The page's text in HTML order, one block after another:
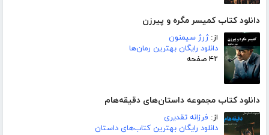
دانلود کتاب کمیسر مگره و پیرزن
از:ژرژ سیمنون
دانلود رایگان بهترین رمان‌ها
۴۲ صفحه
دانلود کتاب مجموعه داستان‌های دقیقه‌هام
از: فرزانه تقدیری
دانلود رایگان بهترین کتاب‌های داستان